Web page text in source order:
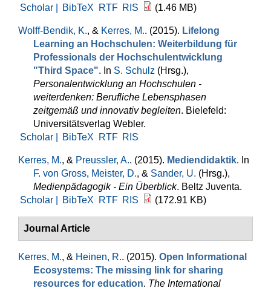
Scholar |
BibTeX RTF RIS (1.46 MB)
Wolff-Bendik, K., & Kerres, M.. (2015). Lifelong
Learning an Hochschulen: Weiterbildung für
Professionals der Hochschulentwicklung
"Third Space". In S. Schulz (Hrsg.),
Personalentwicklung an Hochschulen -
weiterdenken: Berufliche Lebensphasen
zeitgemäß und innovativ begleiten. Bielefeld:
Universitätsverlag Webler.
Scholar |
BibTeX RTF RIS
Kerres, M., & Preussler, A.. (2015). Mediendidaktik. In
F. von Gross, Meister, D., & Sander, U. (Hrsg.),
Medienpädagogik - Ein Überblick. Beltz Juventa.
Scholar |
BibTeX RTF RIS (172.91 KB)
Journal Article
Kerres, M., & Heinen, R.. (2015). Open Informational
Ecosystems: The missing link for sharing
resources for education. The International